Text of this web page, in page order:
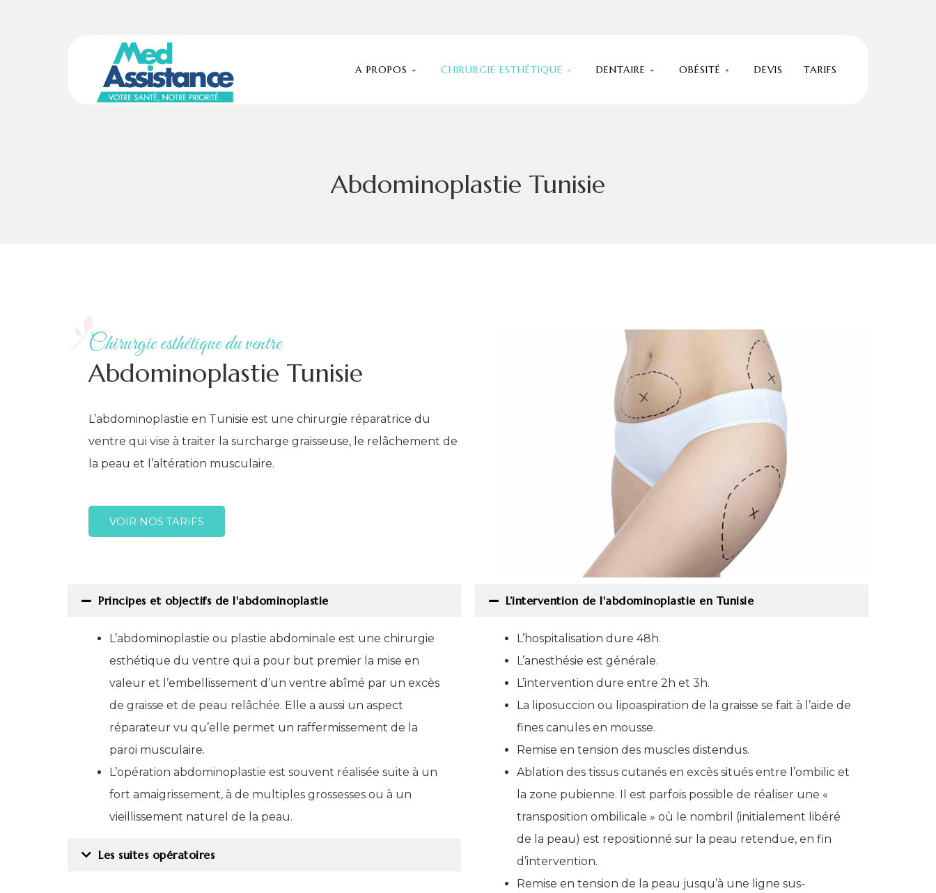
A PROPOS CHIRURGIE ESTHÉTIQUE DENTAIRE OBÉSITÉ DEVIS TARIFS
Abdominoplastie Tunisie
Chirurgie esthétique du ventre​
Abdominoplastie Tunisie
L’abdominoplastie en Tunisie est une chirurgie réparatrice du
ventre qui vise à traiter la surcharge graisseuse, le relâchement de
la peau et l’altération musculaire.
VOIR NOS TARIFS
Principes et objectifs de l'abdominoplastie
L’abdominoplastie ou plastie abdominale est une chirurgie
esthétique du ventre qui a pour but premier la mise en
valeur et l’embellissement d’un ventre abîmé par un excès
de graisse et de peau relâchée. Elle a aussi un aspect
réparateur vu qu’elle permet un raffermissement de la
paroi musculaire.
L’opération abdominoplastie est souvent réalisée suite à un
fort amaigrissement, à de multiples grossesses ou à un
vieillissement naturel de la peau.
Les suites opératoires
L’intervention de l'abdominoplastie en Tunisie
L’hospitalisation dure 48h.
L’anesthésie est générale.
L’intervention dure entre 2h et 3h.
La liposuccion ou lipoaspiration de la graisse se fait à l’aide de
fines canules en mousse.
Remise en tension des muscles distendus.
Ablation des tissus cutanés en excès situés entre l’ombilic et
la zone pubienne. Il est parfois possible de réaliser une «
transposition ombilicale » où le nombril (initialement libéré
de la peau) est repositionné sur la peau retendue, en fin
d’intervention.
Remise en tension de la peau jusqu’à une ligne sus-